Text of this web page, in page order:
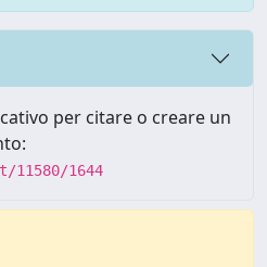
per citare o creare un
1644